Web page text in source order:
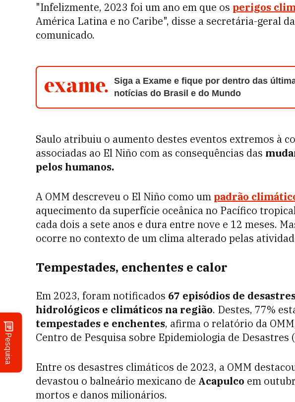
Pesquisa
"Infelizmente, 2023 foi um ano em que os perigos
América Latina e no Caribe", disse a secretária-geral
comunicado.
Siga a Exame e fique por dentro das
notícias do Brasil e do Mundo
Saulo atribuiu o aumento destes eventos extremos à
associadas ao El Niño com as consequências das
pelos humanos.
A OMM descreveu o El Niño como um padrão
aquecimento da superfície oceânica no Pacífico
cada dois a sete anos e dura entre nove e 12 meses.
ocorre no contexto de um clima alterado pelas
Tempestades, enchentes e calor
Em 2023, foram notificados 67 episódios de
hidrológicos e climáticos na região. Destes, 77%
tempestades e enchentes, afirma o relatório da
Centro de Pesquisa sobre Epidemiologia de Desastres (
Entre os desastres climáticos de 2023, a OMM
devastou o balneário mexicano de Acapulco em
mortos e danos milionários.